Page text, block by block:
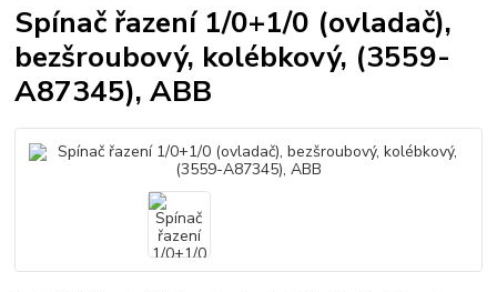
Spínač řazení 1/0+1/0 (ovladač),
bezšroubový, kolébkový, (3559-
A87345), ABB